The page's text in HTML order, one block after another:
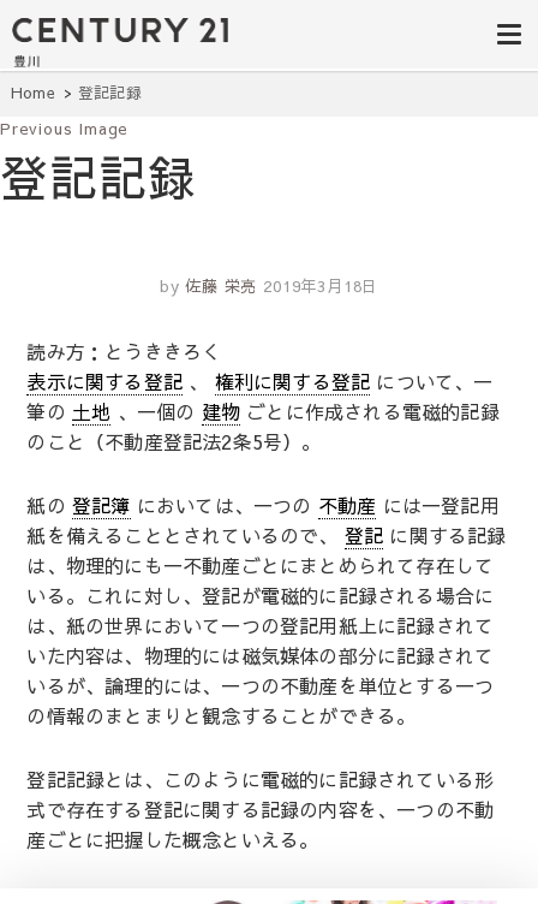
豊田市の中古
住宅・土地・
リノベ物件探
し｜センチュ
リー21豊川
建て・土地探しはセンチュリー21豊
川へ。豊田市内の最新物件情報を随
時更新中！駅近、建築条件無し、ペ
ット可、学区別など、お客様のこだ
単検索。
Home 登記記録
Previous Image
登記記録
by 佐藤 栄亮 2019年3月18日
読み方：とうききろく
表示に関する登記 、 権利に関する登記 について、一
筆の 土地 、一個の 建物 ごとに作成される電磁的記録
のこと（不動産登記法2条5号）。
紙の登記簿 においては、一つの 不動産 には一登記用
紙を備えることとされているので、 登記 に関する記録
は、物理的にも一不動産ごとにまとめられて存在して
いる。これに対し、登記が電磁的に記録される場合に
は、紙の世界において一つの登記用紙上に記録されて
いた内容は、物理的には磁気媒体の部分に記録されて
いるが、論理的には、一つの不動産を単位とする一つ
の情報のまとまりと観念することができる。
登記記録とは、このように電磁的に記録されている形
式で存在する登記に関する記録の内容を、一つの不動
産ごとに把握した概念といえる。